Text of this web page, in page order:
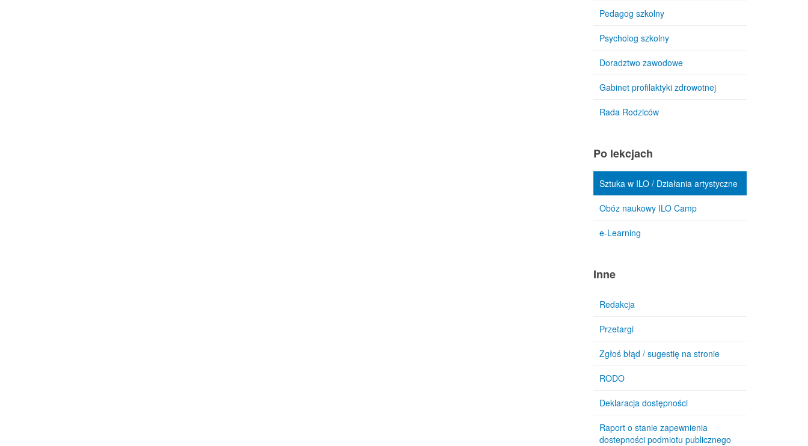
Pedagog szkolny
Psycholog szkolny
Doradztwo zawodowe
Gabinet profilaktyki zdrowotnej
Rada Rodziców
Po lekcjach
Sztuka w ILO / Działania artystyczne
Obóz naukowy ILO Camp
e-Learning
Inne
Redakcja
Przetargi
Zgłoś błąd / sugestię na stronie
RODO
Deklaracja dostępności
Raport o stanie zapewnienia
dostepności podmiotu publicznego